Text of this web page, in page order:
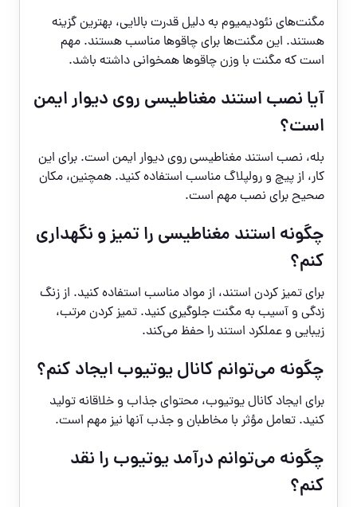
مگنت‌های نئودیمیوم به دلیل قدرت بالایی، بهترین گزینه
هستند. این مگنت‌ها برای چاقوها مناسب هستند. مهم
است که مگنت با وزن چاقوها همخوانی داشته باشد.
آیا نصب استند مغناطیسی روی دیوار ایمن
است؟
بله، نصب استند مغناطیسی روی دیوار ایمن است. برای این
کار، از پیچ و رولپلاگ مناسب استفاده کنید. همچنین، مکان
صحیح برای نصب مهم است.
چگونه استند مغناطیسی را تمیز و نگهداری
کنم؟
برای تمیز کردن استند، از مواد مناسب استفاده کنید. از زنگ
زدگی و آسیب به مگنت جلوگیری کنید. تمیز کردن مرتب،
زیبایی و عملکرد استند را حفظ می‌کند.
چگونه می‌توانم کانال یوتیوب ایجاد کنم؟
برای ایجاد کانال یوتیوب، محتوای جذاب و خلاقانه تولید
کنید. تعامل مؤثر با مخاطبان و جذب آنها نیز مهم است.
چگونه می‌توانم درآمد یوتیوب را نقد
کنم؟